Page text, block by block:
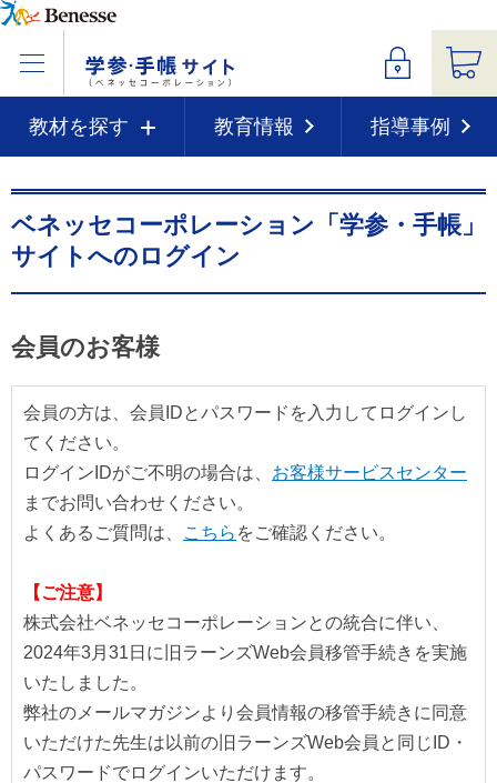
教材を探す 教育情報 指導事例
ベネッセコーポレーション「学参・手帳」
サイトへのログイン
会員のお客様
会員の方は、会員IDとパスワードを入力してログインし
てください。
ログインIDがご不明の場合は、 お客様サービスセンター
までお問い合わせください。
よくあるご質問は、
こちら をご確認ください。
【ご注意】
株式会社ベネッセコーポレーションとの統合に伴い、
2024年3月31日に旧ラーンズWeb会員移管手続きを実施
いたしました。
弊社のメールマガジンより会員情報の移管手続きに同意
いただけた先生は以前の旧ラーンズWeb会員と同じID・
パスワードでログインいただけます。